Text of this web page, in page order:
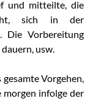
und mitteilte, die
sich in der
Die Vorbereitung
usw.
gesamte Vorgehen,
morgen infolge der